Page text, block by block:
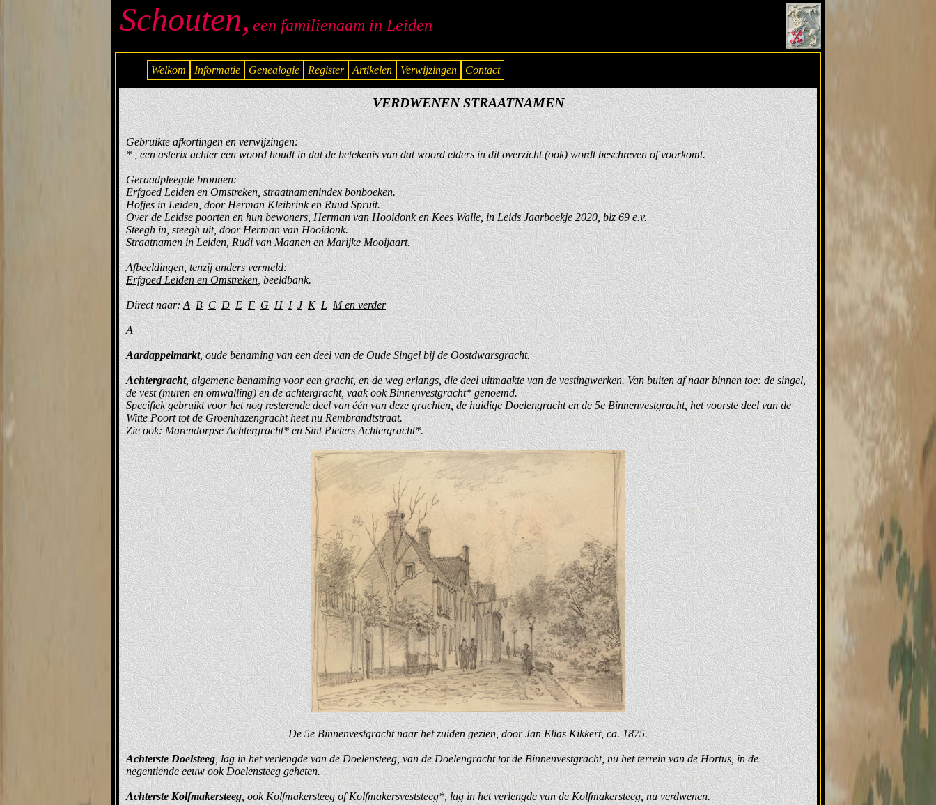
Schouten, een familienaam in Leiden
Welkom Informatie Genealogie Register Artikelen Verwijzingen Contact
VERDWENEN STRAATNAMEN
Gebruikte afkortingen en verwijzingen:
* , een asterix achter een woord houdt in dat de betekenis van dat woord elders in dit overzicht (ook) wordt beschreven of voorkomt.
Geraadpleegde bronnen:
Erfgoed Leiden en Omstreken, straatnamenindex bonboeken.
Hofjes in Leiden, door Herman Kleibrink en Ruud Spruit.
Over de Leidse poorten en hun bewoners, Herman van Hooidonk en Kees Walle, in Leids Jaarboekje 2020, blz 69 e.v.
Steegh in, steegh uit, door Herman van Hooidonk.
Straatnamen in Leiden, Rudi van Maanen en Marijke Mooijaart.
Afbeeldingen, tenzij anders vermeld:
Erfgoed Leiden en Omstreken, beeldbank.
Direct naar:A B C D E F G H I J K L M en verder
A
Aardappelmarkt, oude benaming van een deel van de Oude Singel bij de Oostdwarsgracht.
Achtergracht, algemene benaming voor een gracht, en de weg erlangs, die deel uitmaakte van de vestingwerken. Van buiten af naar binnen toe: de singel,
de vest (muren en omwalling) en de achtergracht, vaak ook Binnenvestgracht* genoemd.
Specifiek gebruikt voor het nog resterende deel van één van deze grachten, de huidige Doelengracht en de 5e Binnenvestgracht, het voorste deel van de
Witte Poort tot de Groenhazengracht heet nu Rembrandtstraat.
Zie ook: Marendorpse Achtergracht* en Sint Pieters Achtergracht*.
De 5e Binnenvestgracht naar het zuiden gezien, door Jan Elias Kikkert, ca. 1875.
Achterste Doelsteeg, lag in het verlengde van de Doelensteeg, van de Doelengracht tot de Binnenvestgracht, nu het terrein van de Hortus, in de
negentiende eeuw ook Doelensteeg geheten.
Achterste Kolfmakersteeg, ook Kolfmakersteeg of Kolfmakersveststeeg*, lag in het verlengde van de Kolfmakersteeg, nu verdwenen.